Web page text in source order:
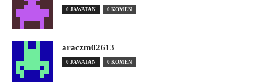
0 JAWATAN 0 KOMEN
araczm02613
0 JAWATAN 0 KOMEN